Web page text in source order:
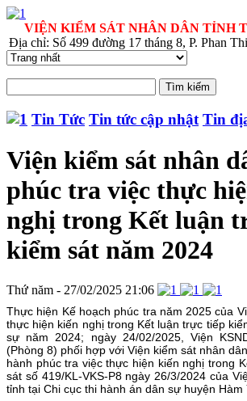
VIỆN KIỂM SÁT NHÂN DÂN TỈNH
Địa chỉ: Số 499 đường 17 tháng 8, P. Phan
Tin Tức Tin tức cập nhật Tin
Viện kiểm sát nhân
phúc tra việc thực
nghị trong Kết luận
kiểm sát năm 2024
Thứ năm - 27/02/2025 21:06
Thực hiện Kế hoạch phúc tra năm 2025 của
thực hiện kiến nghị trong Kết luận trực tiếp
sự năm 2024; ngày 24/02/2025, Viện
(Phòng 8) phối hợp với Viện kiểm sát nhân
hành phúc tra việc thực hiện kiến nghị trong
sát số 419/KL-VKS-P8 ngày 26/3/2024 của
tỉnh tại Chi cục thi hành án dân sự huyện Hàm